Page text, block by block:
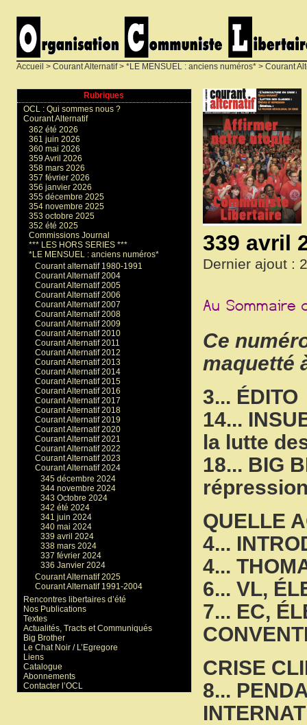
Accueil > Courant Alternatif> *LE MENSUEL : anciens numéros* > Courant
339 avril
Dernier ajout :
Ce
maquetté
3... ÉDITO
14...
la lutte
18... BIG
QUELLE
4...
4...
6... VL,
7... EC,
CRISE
8...
Rubriques
OCL : Qui sommes nous ?
Courant Alternatif
362 été 2026
361 juin 2026
360 mai 2026
359 Avril 2026
358 mars 2026
357 février 2026
356 janvier 2026
355 décembre 2025
354 novembre 2025
353 octobre 2025
352 été 2025
Commissions Journal
*** LES HORS SERIES ***
*LE MENSUEL : anciens numéros*
Courant alternatif 1980-1991
Courant Alternatif 2004
Courant Alternatif 2005
Courant Alternatif 2006
Courant Alternatif 2007
Courant Alternatif 2008
Courant Alternatif 2009
Courant Alternatif 2010
Courant Alternatif 2011
Courant Alternatif 2012
Courant Alternatif 2013
Courant Alternatif 2014
Courant Alternatif 2015
Courant Alternatif 2016
Courant Alternatif 2017
Courant Alternatif 2018
Courant Alternatif 2019
Courant Alternatif 2020
Courant Alternatif 2021
Courant Alternatif 2022
Courant Alternatif 2023
Courant Alternatif 2024
345 décembre 2024
344 novembre 2024
343 Octobre 2024
342 été 2024
341 juin 2024
340 mai 2024
339 avril 2024
338 mars 2024
337 février 2024
336 Janvier 2024
Courant Alternatif 2025
Courant Alternatif 1991-2004
Rencontres libertaires d’été
Nos Publications
Textes
Actualités, Tracts et Communiqués
Big Brother
Le Chat Noir / L’Egregore
Liens
Catalogue
Abonnements
Contacter l’OCL